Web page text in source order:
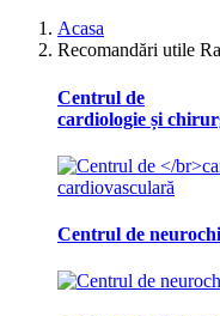
Acasa
Recomandări utile
Centrul de
cardiologie și
Centrul de